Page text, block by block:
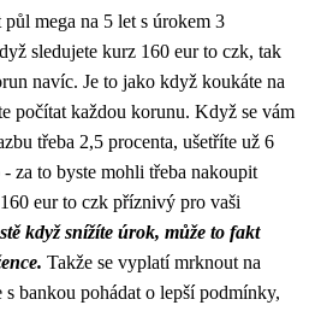
mega na 5 let s úrokem 3
sledujete kurz 160 eur to czk, tak
navíc. Je to jako když koukáte na
počítat každou korunu. Když se vám
třeba 2,5 procenta, ušetříte už 6
za to byste mohli třeba nakoupit
eur to czk příznivý pro vaši
když snížíte úrok, může to fakt
Takže se vyplatí mrknout na
bankou pohádat o lepší podmínky,